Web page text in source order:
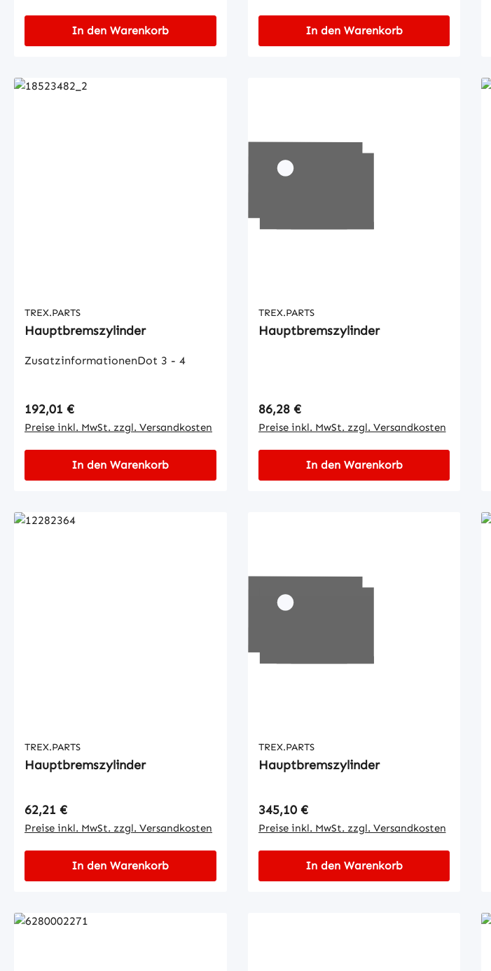
In den Warenkorb In den Warenkorb
TREX.PARTS
Hauptbremszylinder
ZusatzinformationenDot 3 - 4
Regulärer Preis:
192,01 €
Preise inkl. MwSt. zzgl. Versandkosten
In den Warenkorb
TREX.PARTS
Hauptbremszylinder
Regulärer Preis:
86,28 €
Preise inkl. MwSt. zzgl. Versandkosten
In den Warenkorb
TREX.PARTS
Hauptbremszylinder
Regulärer Preis:
62,21 €
Preise inkl. MwSt. zzgl. Versandkosten
In den Warenkorb
TREX.PARTS
Hauptbremszylinder
Regulärer Preis:
345,10 €
Preise inkl. MwSt. zzgl. Versandkosten
In den Warenkorb